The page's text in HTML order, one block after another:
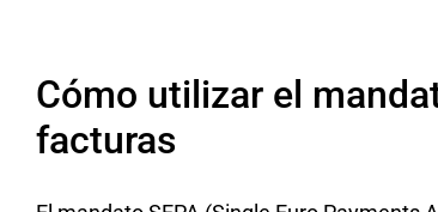
Cómo utilizar el
facturas